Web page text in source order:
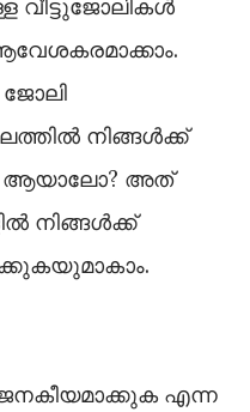
വീട്ടുജോലികൾ
ജോലി
നിങ്ങൾക്ക്
ആയാലോ? അത്
നിങ്ങൾക്ക്
എന്ന